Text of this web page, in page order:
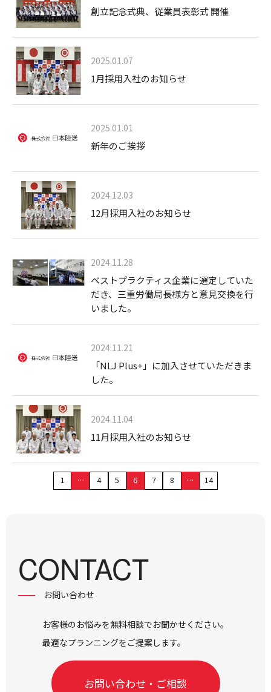
創立記念式典、従業員表彰式 開催
2025.01.07
1月採用入社のお知らせ
2025.01.01
新年のご挨拶
2024.12.03
12月採用入社のお知らせ
2024.11.28
ベストプラクティス企業に選定していた
だき、三重労働局長様方と意見交換を行
いました。
2024.11.21
「NLJ Plus+」に加入させていただきま
した。
2024.11.04
11月採用入社のお知らせ
1 … 4 5 6 7 8 … 14
CONTACT
お問い合わせ
お客様のお悩みを無料相談でお聞かせください。
最適なプランニングをご提案します。
お問い合わせ・ご相談